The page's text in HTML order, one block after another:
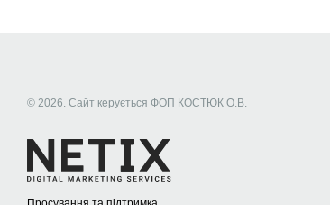
© 2026. Сайт керується ФОП КОСТЮК О.В.